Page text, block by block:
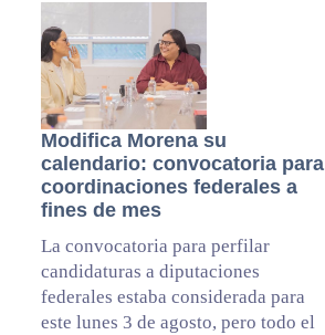
Modifica Morena su
calendario: convocatoria para
coordinaciones federales a
fines de mes
La convocatoria para perfilar
candidaturas a diputaciones
federales estaba considerada para
este lunes 3 de agosto, pero todo el